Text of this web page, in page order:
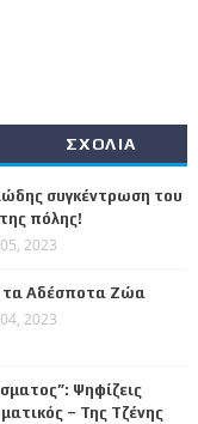
ΣΧΟΛΙΑ
συγκέντρωση του
πόλης!
2023
Αδέσποτα Ζώα
2023
Ψηφίζεις
– Της Τζένης